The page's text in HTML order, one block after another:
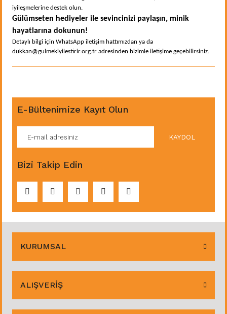
iyileşmelerine destek olun.
Gülümseten hediyeler ile sevincinizi paylaşın, minik
hayatlarına dokunun!
Detaylı bilgi için WhatsApp iletişim hattımızdan ya da
dukkan@gulmekiyilestirir.org.tr adresinden bizimle iletişime geçebilirsiniz.
E-Bültenimize Kayıt Olun
KAYDOL
Bizi Takip Edin
KURUMSAL
ALIŞVERİŞ